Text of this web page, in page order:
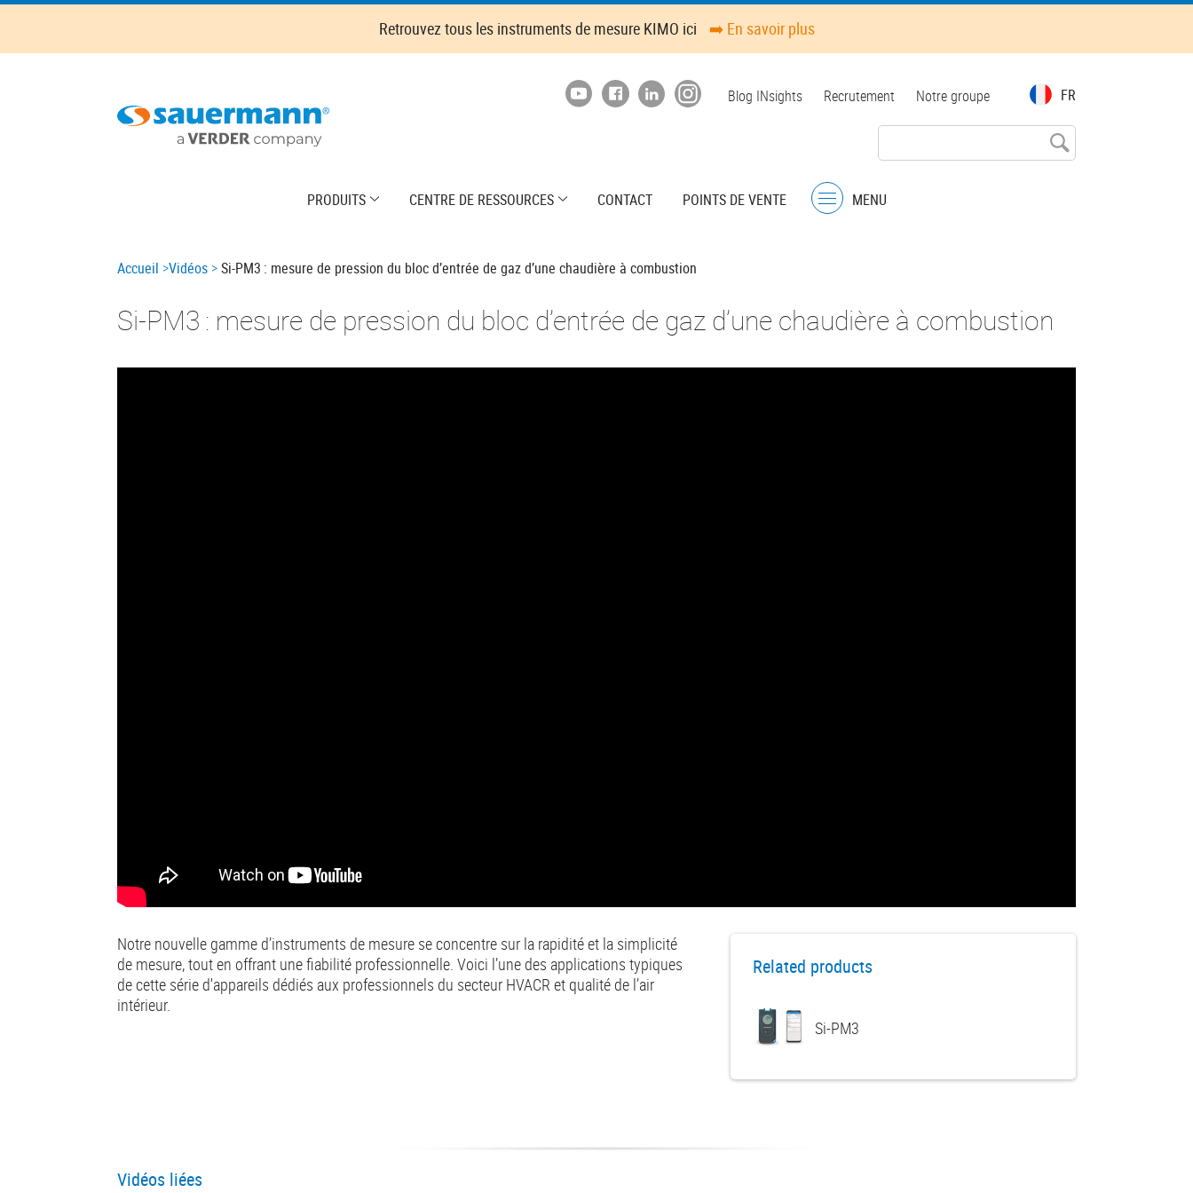
Skip
main
Retrouvez tous les instruments de mesure KIMO ici ➡️ En savoir plus
FR
Top
Blog INsights Recrutement Notre groupe
PRODUITS CENTRE DE RESSOURCES CONTACT
POINTS DE VENTE
Menu
MENU
Breadcrumb
Accueil Vidéos Si-PM3 : mesure de pression du bloc d’entrée de gaz d’une chaudière à combustion
Si-PM3 : mesure de pression du bloc d’entrée de gaz d’une chaudière à combustion
Notre nouvelle gamme d’instruments de mesure se concentre sur la rapidité et la simplicité
de mesure, tout en offrant une fiabilité professionnelle. Voici l’une des applications typiques
de cette série d'appareils dédiés aux professionnels du secteur HVACR et qualité de l’air
intérieur.
Related products
Si-PM3
Vidéos liées